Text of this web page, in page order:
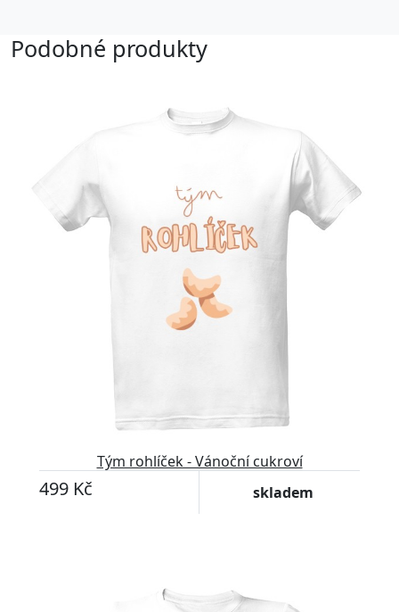
Podobné produkty
Tým rohlíček - Vánoční cukroví
499 Kč skladem